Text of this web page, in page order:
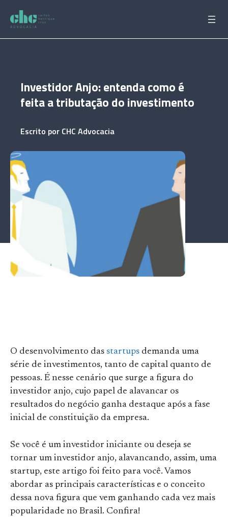
para
conteúdo
Investidor Anjo: entenda como é
feita a tributação do investimento
Escrito por CHC Advocacia
O desenvolvimento das startups demanda uma
série de investimentos, tanto de capital quanto de
pessoas. É nesse cenário que surge a figura do
investidor anjo, cujo papel de alavancar os
resultados do negócio ganha destaque após a fase
inicial de constituição da empresa.
Se você é um investidor iniciante ou deseja se
tornar um investidor anjo, alavancando, assim, uma
startup, este artigo foi feito para você. Vamos
abordar as principais características e o conceito
dessa nova figura que vem ganhando cada vez mais
popularidade no Brasil. Confira!